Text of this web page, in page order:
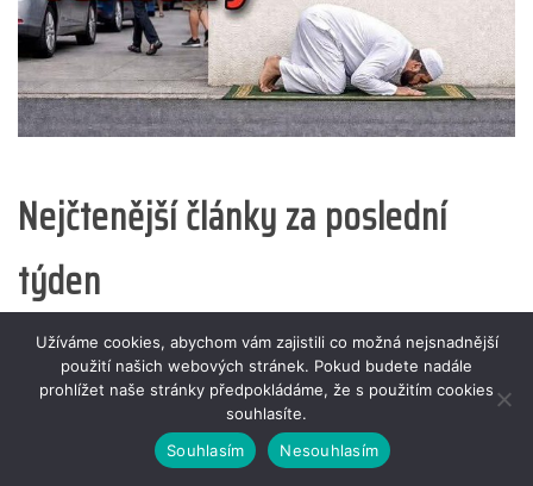
Nejčtenější články za poslední
týden
Užíváme cookies, abychom vám zajistili co možná nejsnadnější
použití našich webových stránek. Pokud budete nadále
prohlížet naše stránky předpokládáme, že s použitím cookies
souhlasíte.
Souhlasím
Nesouhlasím